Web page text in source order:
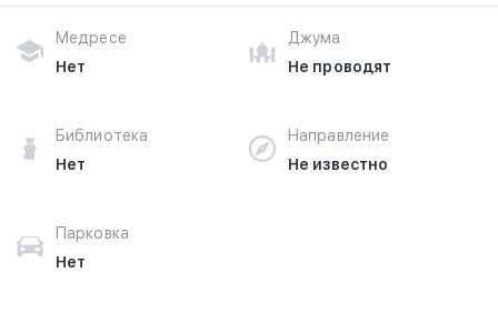
Медресе
Нет
Джума
Не проводят
Библиотека
Нет
Направление
Не известно
Парковка
Нет